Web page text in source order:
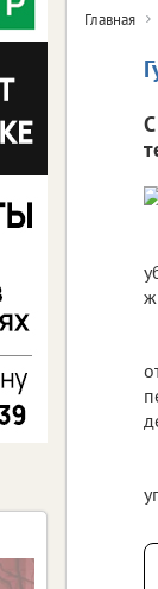
Главная